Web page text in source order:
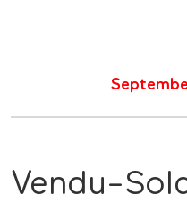
Vendu-